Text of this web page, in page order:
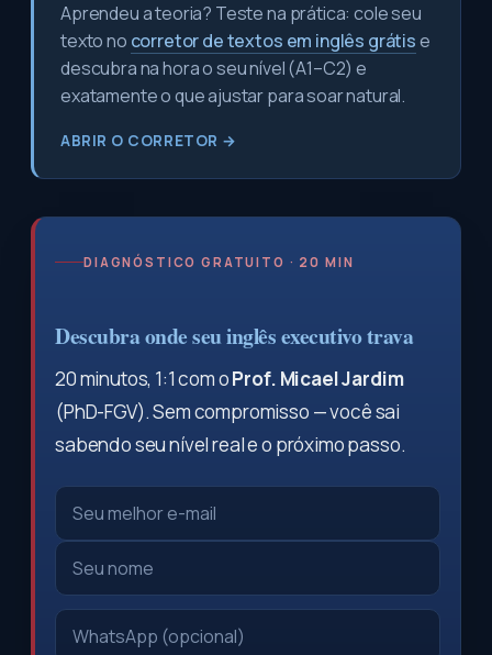
Aprendeu a teoria? Teste na prática: cole seu
texto no corretor de textos em inglês grátise
descubra na hora o seu nível (A1–C2) e
exatamente o que ajustar para soar natural.
ABRIR O CORRETOR →
DIAGNÓSTICO GRATUITO · 20 MIN
Descubra onde seu inglês executivo trava
20 minutos, 1:1 com oProf. Micael Jardim
(PhD-FGV). Sem compromisso — você sai
sabendo seu nível real e o próximo passo.